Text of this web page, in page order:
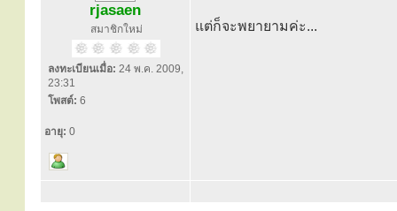
rjasaen
สมาชิกใหม่
ลงทะเบียนเมื่อ: 24 พ.ค. 2009,
23:31
โพสต์: 6
อายุ: 0
แต่ก็จะพยายามค่ะ...